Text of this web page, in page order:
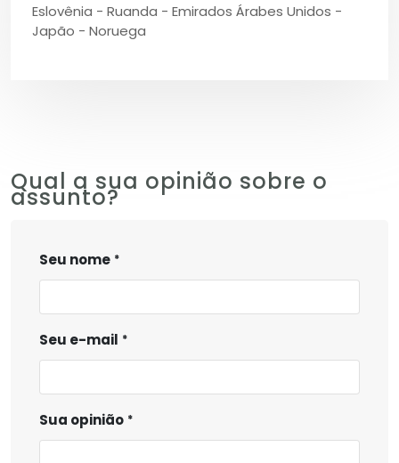
Eslovênia - Ruanda - Emirados Árabes Unidos -
Japão - Noruega
Qual a sua opinião sobre o
assunto?
Seu nome
Seu e-mail
Sua opinião